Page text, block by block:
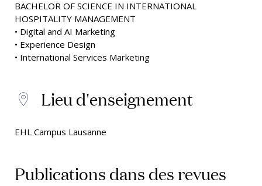
BACHELOR OF SCIENCE IN INTERNATIONAL
HOSPITALITY MANAGEMENT
• Digital and AI Marketing
• Experience Design
• International Services Marketing
Lieu d'enseignement
EHL Campus Lausanne
Publications dans des revues